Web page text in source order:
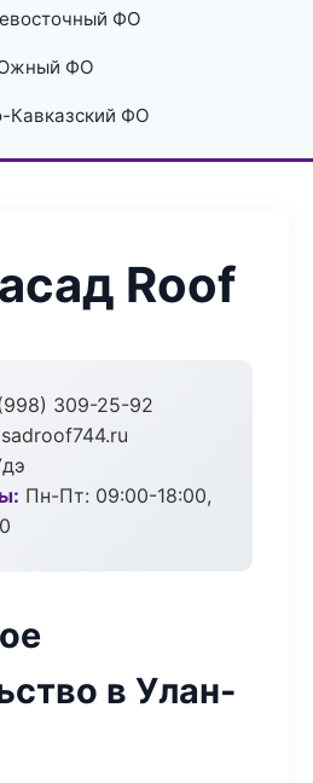
ФО
ФО
Кавказский ФО
Roof
309-25-92
Пн-Пт: 09:00-18:00,
в Улан-